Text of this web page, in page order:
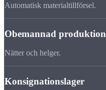
Automatisk materialtillförsel.
Obemannad produktion
Nätter och helger.
Konsignationslager